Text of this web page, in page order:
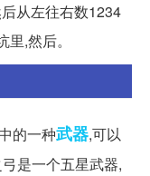
从左往右数1234
,然后。
的一种武器,可以
是一个五星武器,